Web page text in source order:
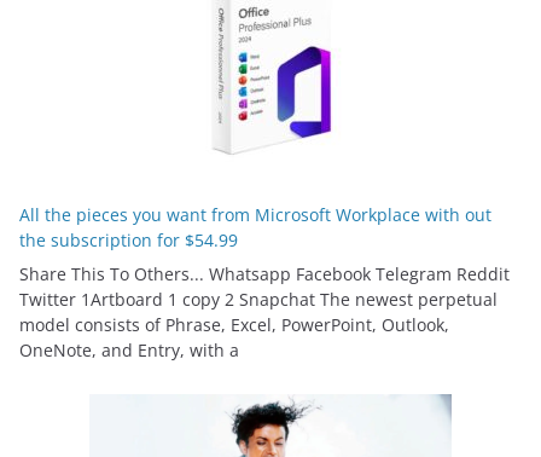
All the pieces you want from Microsoft Workplace with out
the subscription for $54.99
Share This To Others... Whatsapp Facebook Telegram Reddit
Twitter 1Artboard 1 copy 2 Snapchat The newest perpetual
model consists of Phrase, Excel, PowerPoint, Outlook,
OneNote, and Entry, with a